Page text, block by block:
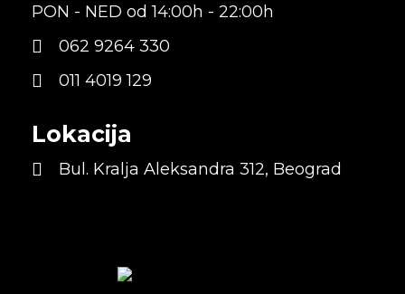
PON - NED od 14:00h - 22:00h
062 9264 330
011 4019 129
Lokacija
Bul. Kralja Aleksandra 312, Beograd